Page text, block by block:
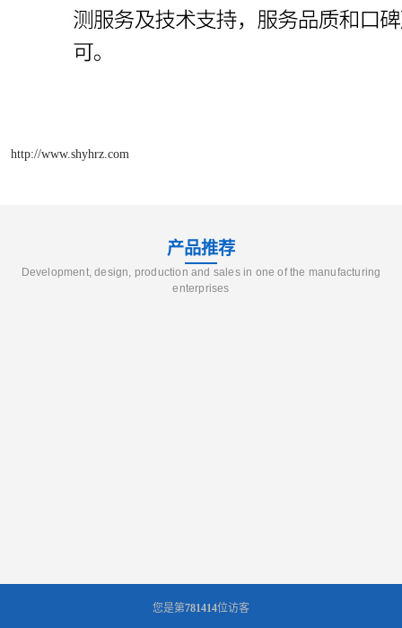
http://www.shyhrz.com
产品推荐
Development, design, production and sales in one of the manufacturing
enterprises
您是第781414位访客